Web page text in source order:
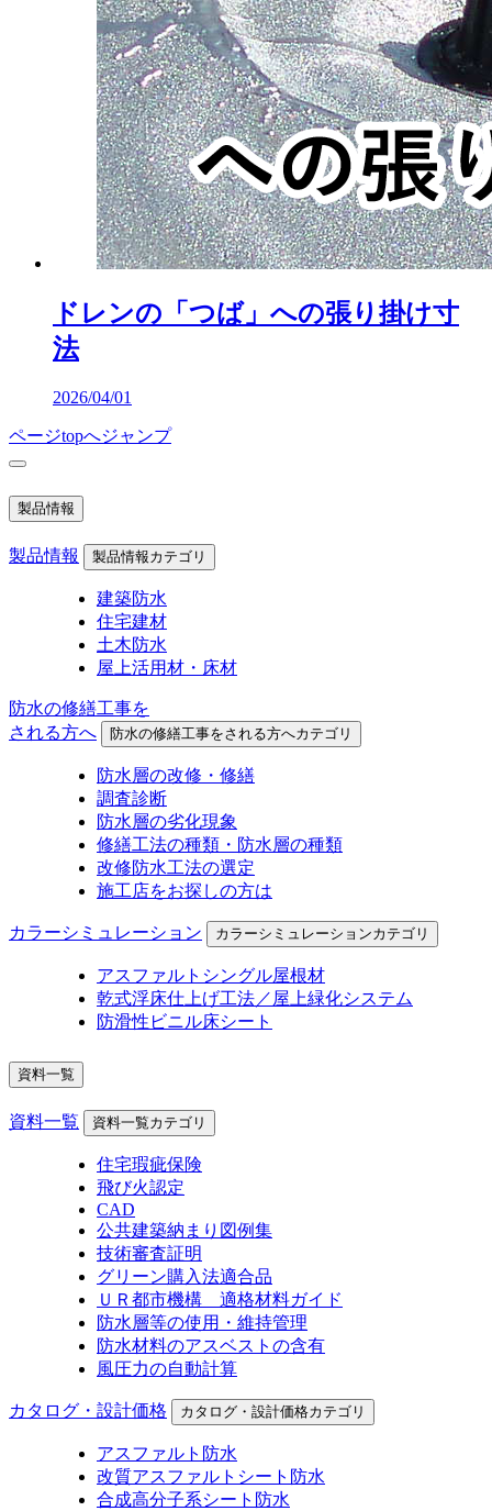
ドレンの「つば」への張り掛け寸
法
2026/04/01
ページtopへジャンプ
製品情報
製品情報 製品情報カテゴリ
建築防水
住宅建材
土木防水
屋上活用材・床材
防水の修繕工事を
される方へ
防水の修繕工事をされる方へカテゴリ
防水層の改修・修繕
調査診断
防水層の劣化現象
修繕工法の種類・防水層の種類
改修防水工法の選定
施工店をお探しの方は
カラーシミュレーション カラーシミュレーションカテゴリ
アスファルトシングル屋根材
乾式浮床仕上げ工法／屋上緑化システム
防滑性ビニル床シート
資料一覧
資料一覧 資料一覧カテゴリ
住宅瑕疵保険
飛び火認定
CAD
公共建築納まり図例集
技術審査証明
グリーン購入法適合品
ＵＲ都市機構 適格材料ガイド
防水層等の使用・維持管理
防水材料のアスベストの含有
風圧力の自動計算
カタログ・設計価格 カタログ・設計価格カテゴリ
アスファルト防水
改質アスファルトシート防水
合成高分子系シート防水